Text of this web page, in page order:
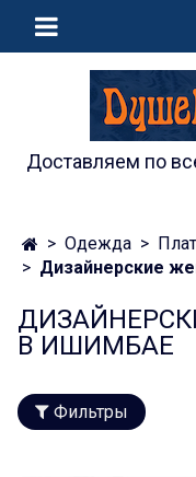
Доставляем по
Одежда
Дизайнерские
В ИШИМБАЕ
Фильтры